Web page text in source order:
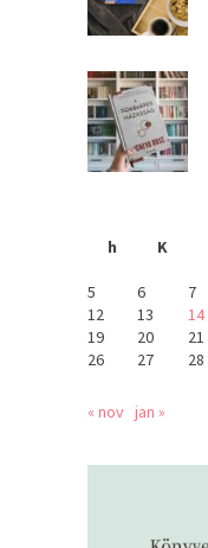
h
K
5
6 7
12
13 14
19
20 21
26
27 28
« nov jan »